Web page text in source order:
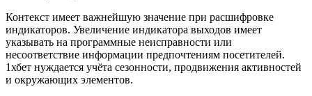
Контекст имеет важнейшую значение при расшифровке
индикаторов. Увеличение индикатора выходов имеет
указывать на программные неисправности или
несоответствие информации предпочтениям посетителей.
1хбет нуждается учёта сезонности, продвижения активностей
и окружающих элементов.